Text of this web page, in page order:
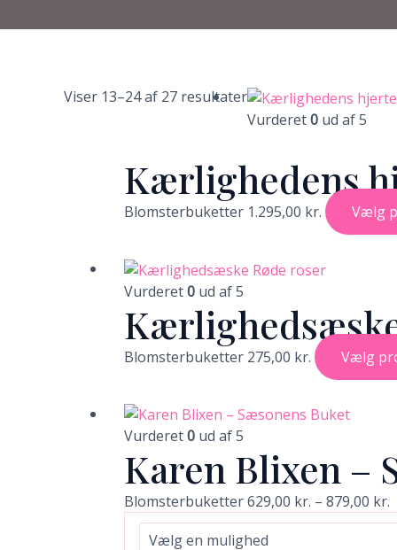
Viser 13–24 af 27 resultater
Vurderet0 ud af 5
Kærlighedens
Blomsterbuketter 1.295,00 kr. Vælg
Vurderet0 ud af 5
Blomsterbuketter 275,00 kr. Vælg
Vurderet0 ud af 5
Karen Blixen –
Blomsterbuketter629,00 kr. – 879,00 kr.
til
Dette
har
flere
varianter.
Mulighederne